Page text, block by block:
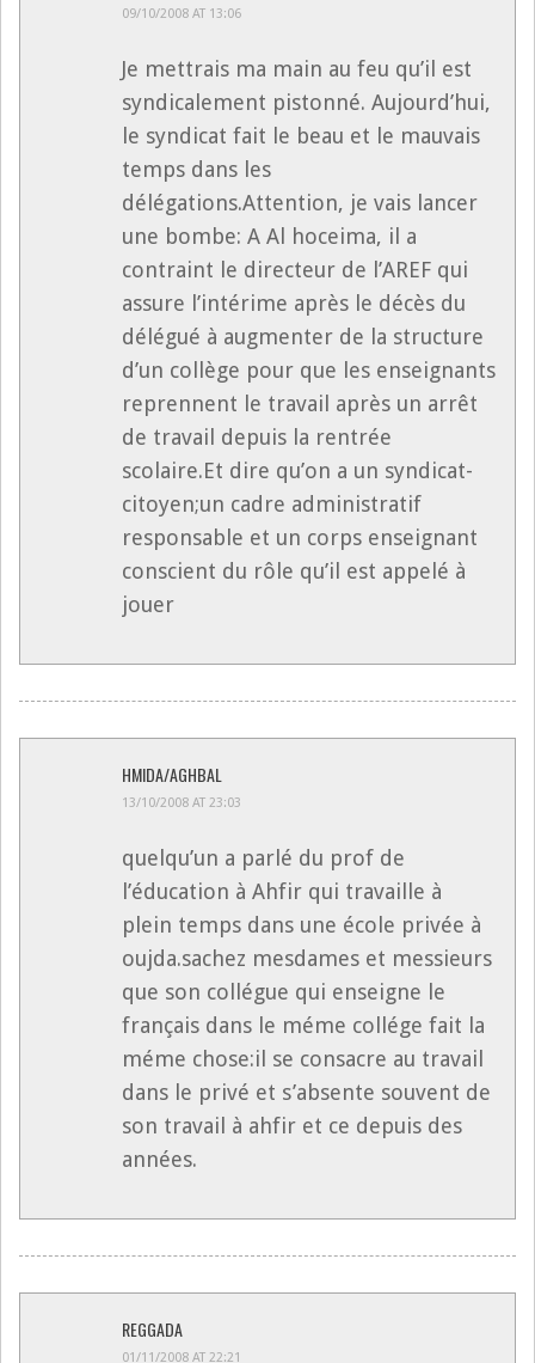
09/10/2008 AT 13:06
Je mettrais ma main au feu qu’il est
syndicalement pistonné. Aujourd’hui,
le syndicat fait le beau et le mauvais
temps dans les
délégations.Attention, je vais lancer
une bombe: A Al hoceima, il a
contraint le directeur de l’AREF qui
assure l’intérime après le décès du
délégué à augmenter de la structure
d’un collège pour que les enseignants
reprennent le travail après un arrêt
de travail depuis la rentrée
scolaire.Et dire qu’on a un syndicat-
citoyen;un cadre administratif
responsable et un corps enseignant
conscient du rôle qu’il est appelé à
jouer
HMIDA/AGHBAL
13/10/2008 AT 23:03
quelqu’un a parlé du prof de
l’éducation à Ahfir qui travaille à
plein temps dans une école privée à
oujda.sachez mesdames et messieurs
que son collégue qui enseigne le
français dans le méme collége fait la
méme chose:il se consacre au travail
dans le privé et s’absente souvent de
son travail à ahfir et ce depuis des
années.
REGGADA
01/11/2008 AT 22:21